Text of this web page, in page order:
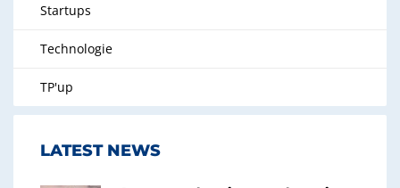
Startups
Technologie
TP'up
LATEST NEWS